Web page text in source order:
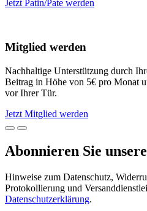
Jetzt Patin/Pate werden
Mitglied werden
Nachhaltige Unterstützung durch
Beitrag in Höhe von 5€ pro Monat
vor Ihrer Tür.
Jetzt Mitglied werden
Abonnieren Sie
Hinweise zum Datenschutz,
Protokollierung und
Datenschutzerklärung.